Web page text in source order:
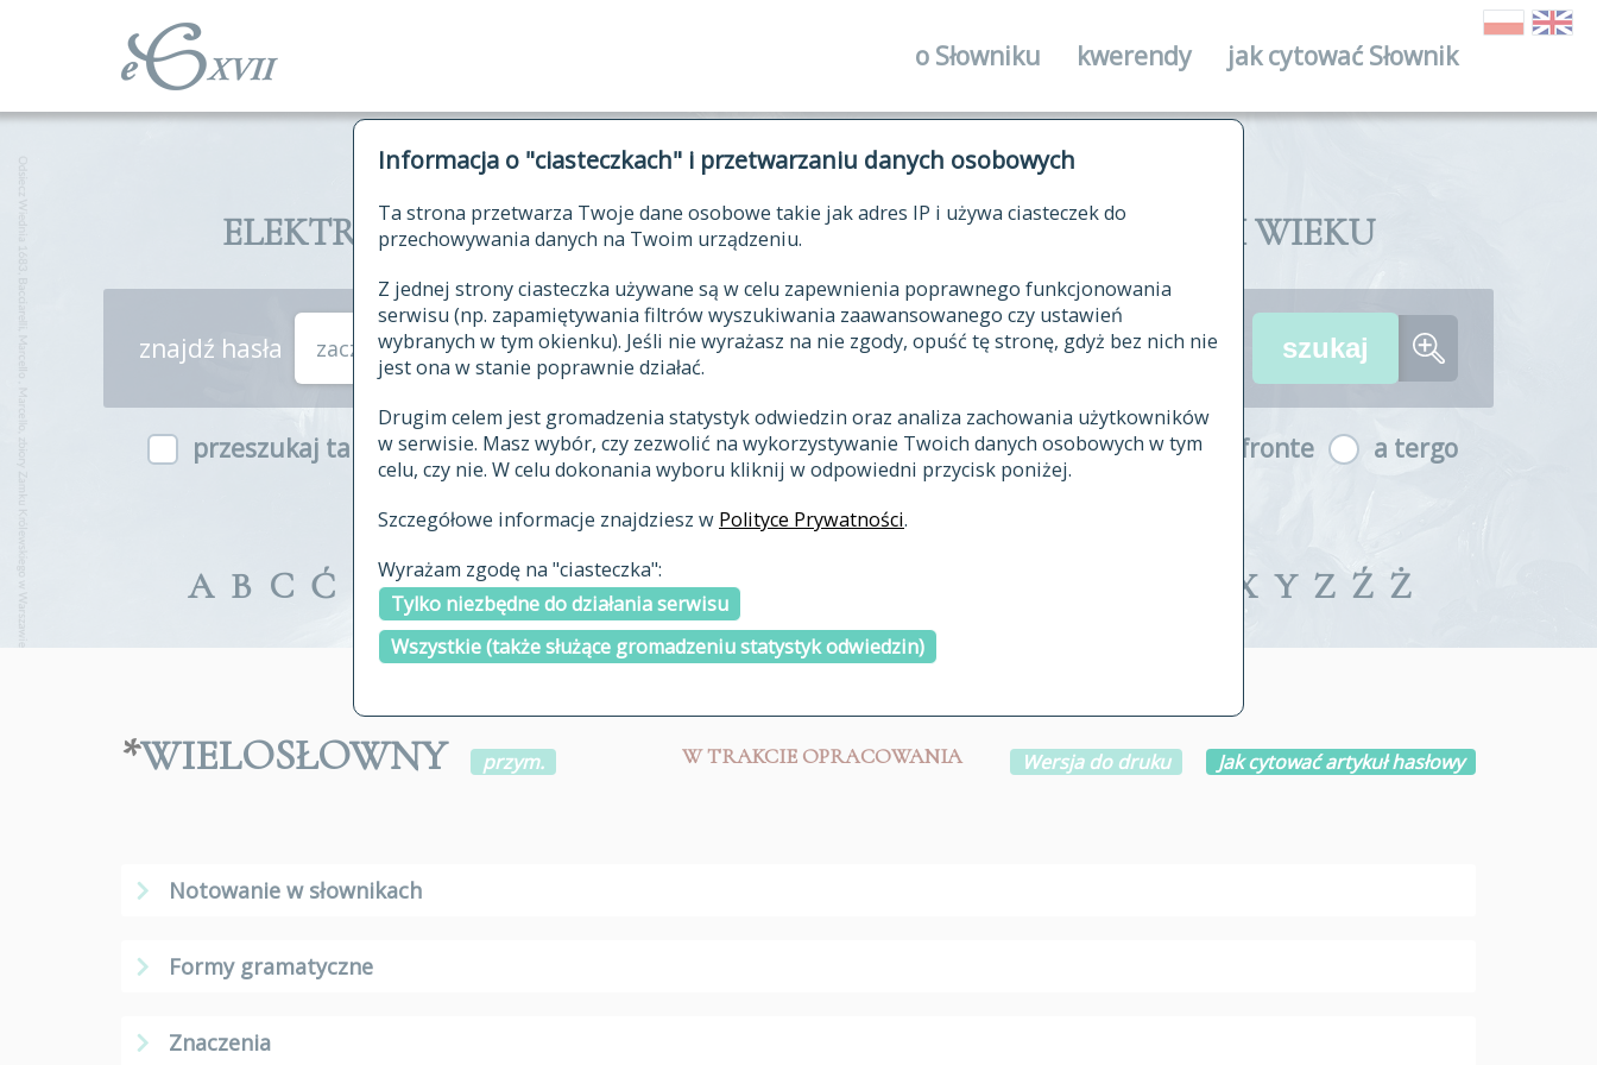
Informacja o "ciasteczkach" i przetwarzaniu danych osobowych
Ta strona przetwarza Twoje dane osobowe takie jak adres IP i używa ciasteczek do
przechowywania danych na Twoim urządzeniu.
Z jednej strony ciasteczka używane są w celu zapewnienia poprawnego funkcjonowania
serwisu (np. zapamiętywania filtrów wyszukiwania zaawansowanego czy ustawień
wybranych w tym okienku). Jeśli nie wyrażasz na nie zgody, opuść tę stronę, gdyż bez nich nie
jest ona w stanie poprawnie działać.
Drugim celem jest gromadzenia statystyk odwiedzin oraz analiza zachowania użytkowników
w serwisie. Masz wybór, czy zezwolić na wykorzystywanie Twoich danych osobowych w tym
celu, czy nie. W celu dokonania wyboru kliknij w odpowiedni przycisk poniżej.
Szczegółowe informacje znajdziesz w Polityce Prywatności.
Wyrażam zgodę na "ciasteczka":
Tylko niezbędne do działania serwisu
Wszystkie (także służące gromadzeniu statystyk odwiedzin)
o Słowniku
historia
publikacje
autorzy tekstów źródłowych
zasady opracowania
najnowsze hasła
ostatnio zmodyfikowane
kwerendy jak cytować Słownik
ELEKTRONICZNY SŁOWNIK JĘZYKA POLSKIEGO XVII I XVIII WIEKU
znajdź hasła zaczynające się od
przeszukaj także hasła w indeksie a fronte a tergo
A B C Ć E F G H I J K L Ł M X Y Z Ź Ż
*WIELOSŁOWNY przym. W TRAKCIE OPRACOWANIA Wersja do druku Jak cytować artykuł hasłowy
Notowanie w słownikach
Formy gramatyczne
Znaczenia